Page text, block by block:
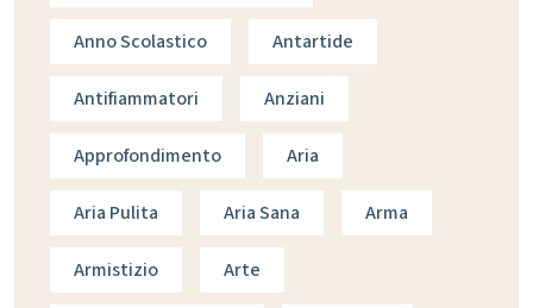
Anno Scolastico Antartide
Antifiammatori Anziani
Approfondimento Aria
Aria Pulita Aria Sana Arma
Armistizio Arte